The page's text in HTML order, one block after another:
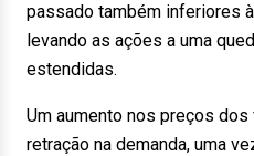
passado também inferiores
levando as ações a uma
estendidas.
Um aumento nos preços
retração na demanda, uma